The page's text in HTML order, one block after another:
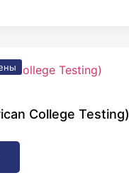
College Testing)